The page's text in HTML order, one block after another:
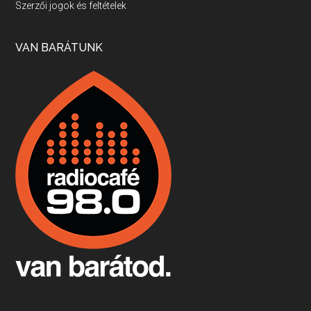
Apr 17, 2026 • 00:35:38
Boston, teadélután, bab és homár
Apr 9, 2026 • 00:37:17
Fermentáljunk, a testünk meghálálja!
Apr 3, 2026 • 00:36:07
Szerzői jogok és feltételek
VAN BARÁTUNK